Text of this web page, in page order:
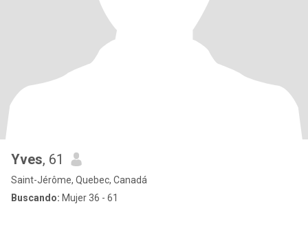
Yves, 61
Saint-Jérôme, Quebec, Canadá
Buscando: Mujer 36 - 61